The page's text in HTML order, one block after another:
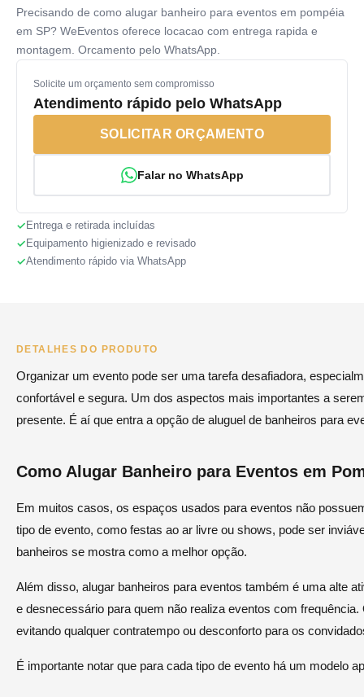
Precisando de como alugar banheiro para eventos em pompéia
em SP? WeEventos oferece locacao com entrega rapida e
montagem. Orcamento pelo WhatsApp.
Solicite um orçamento sem compromisso
Atendimento rápido pelo WhatsApp
SOLICITAR ORÇAMENTO
Falar no WhatsApp
Entrega e retirada incluídas
Equipamento higienizado e revisado
Atendimento rápido via WhatsApp
DETALHES DO PRODUTO
Organizar um evento pode ser uma tarefa desafiadora,
confortável e segura. Um dos aspectos mais importantes a
presente. É aí que entra a opção de aluguel de banheiros para
Como Alugar Banheiro para Eventos em
Em muitos casos, os espaços usados para eventos não
tipo de evento, como festas ao ar livre ou shows, pode ser
banheiros se mostra como a melhor opção.
Além disso, alugar banheiros para eventos também é uma alte
e desnecessário para quem não realiza eventos com
evitando qualquer contratempo ou desconforto para os
É importante notar que para cada tipo de evento há um modelo